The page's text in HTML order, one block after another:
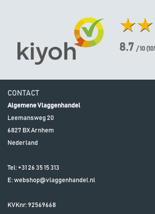
8.7 / 10 (
CONTACT
Algemene Vlaggenhandel
Leemansweg 20
6827 BXArnhem
Nederland
Tel: +31 26 35 15 313
E:webshop@vlaggenhandel.nl
KVKnr: 92569668